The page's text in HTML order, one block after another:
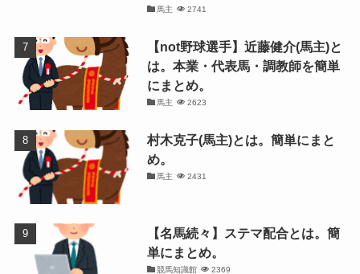
馬主 2741
【not野球選手】近藤健介(馬主)と
は。本業・代表馬・調教師を簡単
にまとめ。
馬主 2623
村木克子(馬主)とは。簡単にまと
め。
馬主 2431
【名馬続々】ステマ配合とは。簡
単にまとめ。
競馬知識館 2369